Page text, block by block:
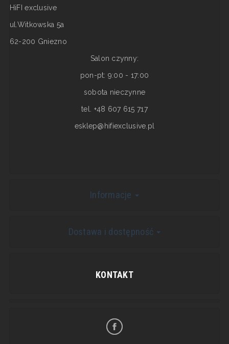
HiFI exclusive
ul.Witkowska 5a
62-200 Gniezno
Salon czynny:
pon-pt: 9:00 - 17:00
sobota nieczynne
tel. +48 607 615 717
esklep@hifiexclusive.pl
Informacje
Dostawa i dostępność
KONTAKT